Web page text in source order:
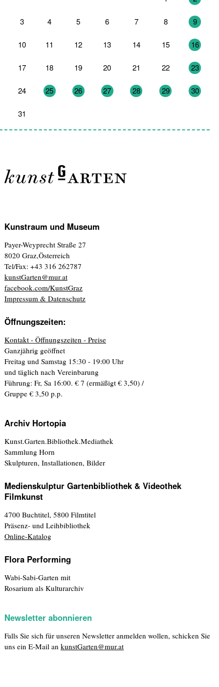
3 4 5 6 7 8 9
10 11 12 13 14 15 16
17 18 19 20 21 22 23
24 25 26 27 28 29 30
31
Kunstraum und Museum
Payer-Weyprecht Straße 27
8020 Graz,Österreich
Tel/Fax: +43 316 262787
kunstGarten@mur.at
facebook.com/KunstGraz
Impressum & Datenschutz
Öffnungszeiten:
Kontakt - Öffnungszeiten - Preise
Ganzjährig geöffnet
Freitag und Samstag 15:30 - 19:00 Uhr
und täglich nach Vereinbarung
Führung: Fr, Sa 16:00. € 7 (ermäßigt € 3,50) /
Gruppe € 3,50 p.p.
Archiv Hortopia
Kunst.Garten.Bibliothek.Mediathek
Sammlung Horn
Skulpturen, Installationen, Bilder
Medienskulptur Gartenbibliothek & Videothek
Filmkunst
4700 Buchtitel, 5800 Filmtitel
Präsenz- und Leihbibliothek
Online-Katalog
Flora Performing
Wabi-Sabi-Garten mit
Rosarium als Kulturarchiv
Newsletter abonnieren
Falls Sie sich für unseren Newsletter anmelden wollen, schicken Sie
uns ein E-Mail an kunstGarten@mur.at